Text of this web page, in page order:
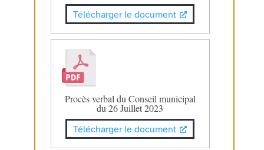
Télécharger le document
Procès verbal du Conseil municipal
du 26 Juillet 2023
Télécharger le document